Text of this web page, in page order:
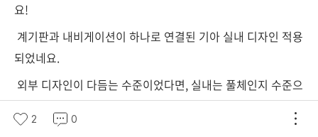
요!
계기판과 내비게이션이 하나로 연결된 기아 실내 디자인 적용
되었네요.
외부 디자인이 다듬는 수준이었다면, 실내는 풀체인지 수준으
로 변경되었습니다.
2 0